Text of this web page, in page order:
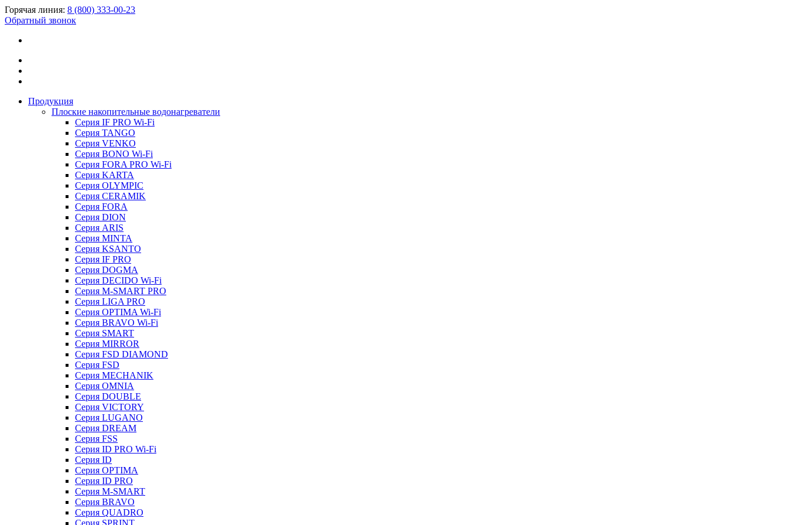
Горячая линия: 8 (800) 333-00-23
Обратный звонок
Продукция
Плоские накопительные водонагреватели
Серия IF PRO Wi-Fi
Серия TANGO
Серия VENKO
Серия BONO Wi-Fi
Серия FORA PRO Wi-Fi
Серия KARTA
Серия OLYMPIC
Серия CERAMIK
Серия FORA
Серия DION
Серия ARIS
Серия MINTA
Серия KSANTO
Серия IF PRO
Серия DOGMA
Серия DECIDO Wi-Fi
Серия M-SMART PRO
Серия LIGA PRO
Серия OPTIMA Wi-Fi
Серия BRAVO Wi-Fi
Серия SMART
Серия MIRROR
Серия FSD DIAMOND
Серия FSD
Серия MECHANIK
Серия OMNIA
Серия DOUBLE
Серия VICTORY
Серия LUGANO
Серия DREAM
Серия FSS
Серия ID PRO Wi-Fi
Серия ID
Серия OPTIMA
Серия ID PRO
Серия M-SMART
Серия BRAVO
Серия QUADRO
Серия SPRINT